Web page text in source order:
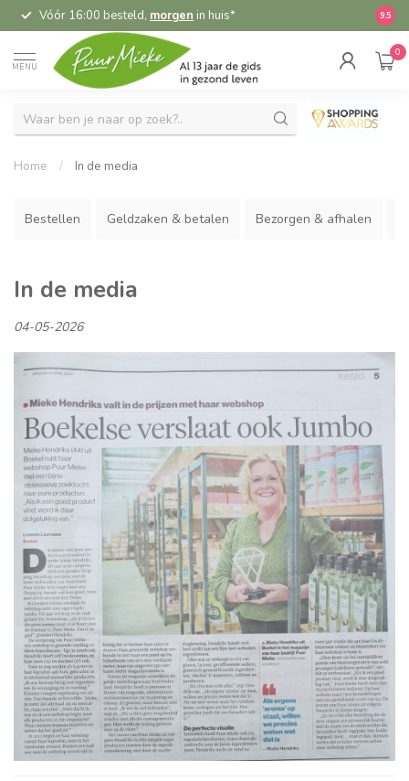
5,95 verzending NL & BE, vanaf 55,- gratis9.5
MENU
0
Home / In de media
Bestellen Geldzaken & betalen Bezorgen & afhalen
In de media
04-05-2026